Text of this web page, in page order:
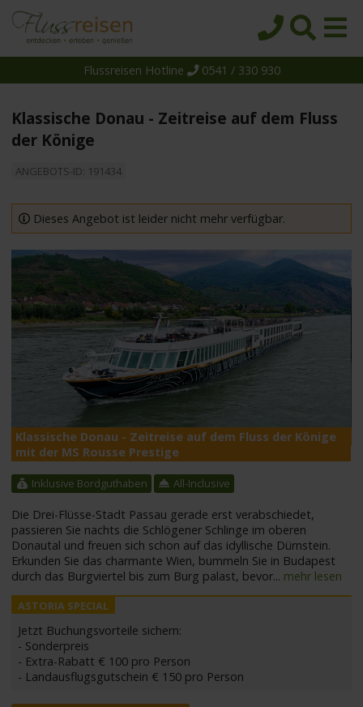
Reiseziele
Schiffe
Über uns
Wissen
Suche
Flussreisen Hotline 0541 / 330 930
Klassische Donau - Zeitreise auf dem Fluss
der Könige
ANGEBOTS-ID: 191434
Dieses Angebot ist leider nicht mehr verfügbar.
Klassische Donau - Zeitreise auf dem Fluss der Könige
mit der MS Rousse Prestige
Inklusive Bordguthaben All-Inclusive
Die Drei-Flüsse-Stadt Passau gerade erst verabschiedet,
passieren Sie nachts die Schlögener Schlinge im oberen
Donautal und freuen sich schon auf das idyllische Dürnstein.
Erkunden Sie das charmante Wien, bummeln Sie in Budapest
durch das Burgviertel bis zum Burg palast, bevor... mehr lesen
Jetzt Buchungsvorteile sichern:
- Sonderpreis
- Extra-Rabatt € 100 pro Person
- Landausflugsgutschein € 150 pro Person